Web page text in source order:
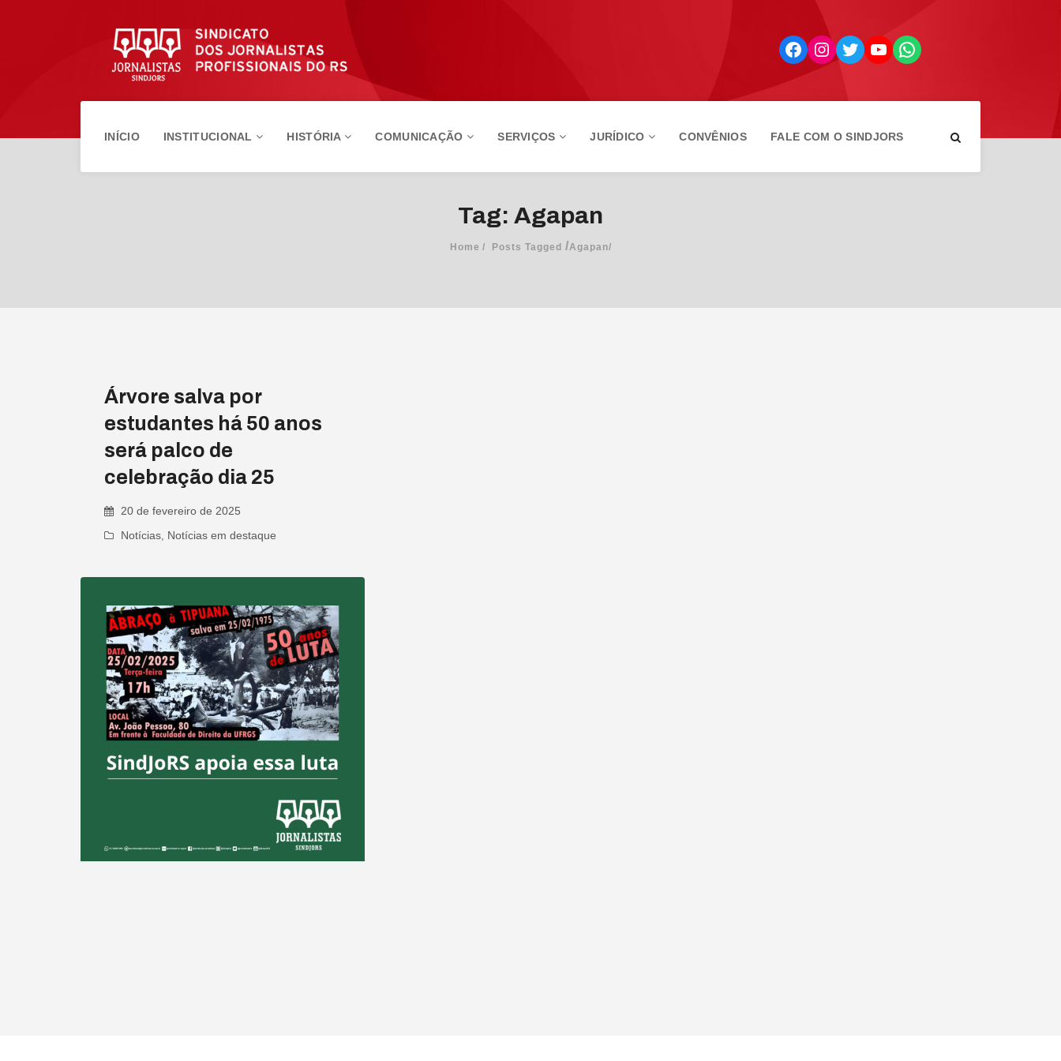
FacebookInstagram
TwitterYouTubeWhatsApp
INÍCIO INSTITUCIONAL HISTÓRIA COMUNICAÇÃO SERVIÇOS JURÍDICO CONVÊNIOS FALE COM O SINDJORS
Tag: Agapan
Home Posts Tagged /Agapan/
Árvore salva por
estudantes há 50 anos
será palco de
celebração dia 25
20 de fevereiro de 2025
Notícias, Notícias em destaque